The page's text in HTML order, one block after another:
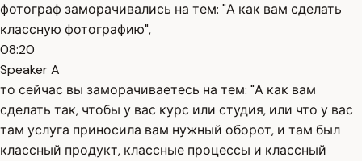
фотограф заморачивались на тем: "А как вам сделать
классную фотографию",
08:20
Speaker A
то сейчас вы заморачиваетесь на тем: "А как вам
сделать так, чтобы у вас курс или студия, или что у вас
там услуга приносила вам нужный оборот, и там был
классный продукт, классные процессы и классный